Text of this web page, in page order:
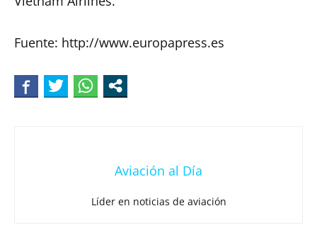
Fuente: http://www.europapress.es
Aviación al Día
Líder en noticias de aviación